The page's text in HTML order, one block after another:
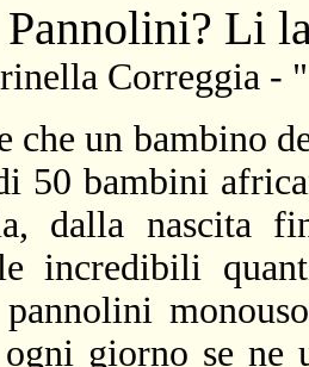
Pannolini? Li
Correggia -
che un bambino
50 bambini
dalla nascita
incredibili
giorno se ne